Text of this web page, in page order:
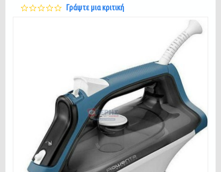
0.0
star
Γράψτε μια κριτική